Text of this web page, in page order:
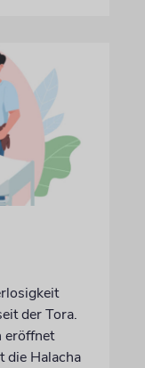
der Tora.
eröffnet
die Halacha